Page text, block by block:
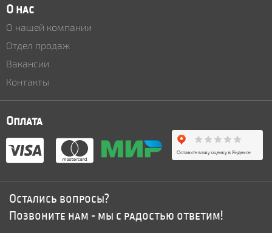
О нас
О нашей компании
Отдел продаж
Вакансии
Контакты
Оплата
Остались вопросы?
Позвоните нам - мы с радостью ответим!